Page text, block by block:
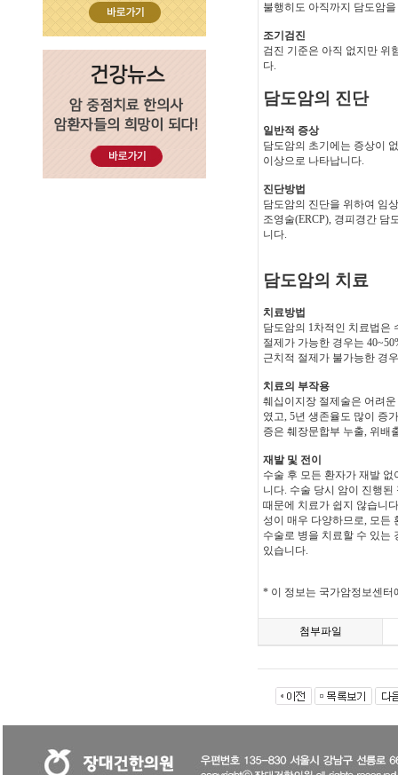
불행히도 아직까지 담도암
조기검진
검진 기준은 아직 없지만 위
다.
담도암의 진단
일반적 증상
담도암의 초기에는 증상이
이상으로 나타납니다.
진단방법
담도암의 진단을 위하여 임
조영술(ERCP), 경피경간 담
니다.
담도암의 치료
치료방법
담도암의 1차적인 치료법은
절제가 가능한 경우는
근치적 절제가 불가능한 경
치료의 부작용
췌십이지장 절제술은 어려
였고, 5년 생존율도 많이 증
증은 췌장문합부 누출, 위배
재발 및 전이
수술 후 모든 환자가 재발
니다. 수술 당시 암이 진행
때문에 치료가 쉽지 않습니
성이 매우 다양하므로, 모든
수술로 병을 치료할 수 있는
있습니다.
* 이 정보는 국가암정보센터
첨부파일